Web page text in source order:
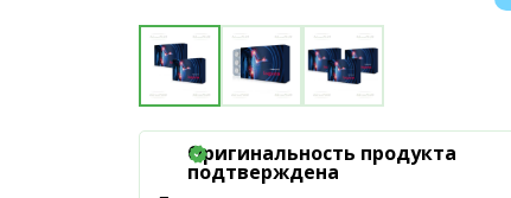
Оригинальность продукта
подтверждена